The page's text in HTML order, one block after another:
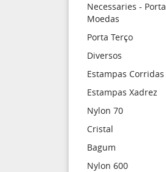
Necessaries - Porta
Moedas
Porta Terço
Diversos
Estampas Corridas
Estampas Xadrez
Nylon 70
Cristal
Bagum
Nylon 600